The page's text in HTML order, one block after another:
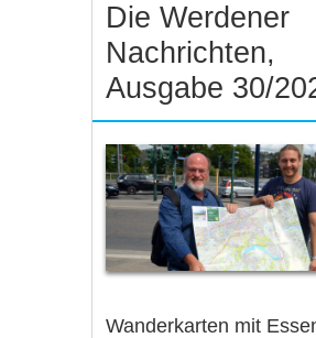
Die Werdener
Nachrichten,
Ausgabe 30/
Wanderkarten mit